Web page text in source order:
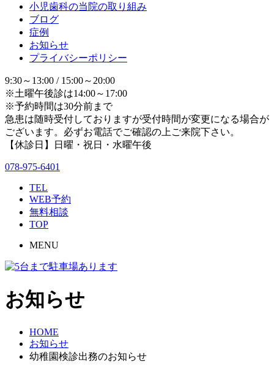
小児歯科の当院の取り組み
ブログ
症例
お知らせ
プライバシーポリシー
9:30～13:00 / 15:00～20:00
※土曜午後診は14:00～17:00
※予約時間は30分前まで
急患は随時受付しておりますが受付時間が変更になる場合が
ございます。必ずお電話でご確認の上ご来院下さい。
【休診日】日曜・祝日・水曜午後
078-975-6401
TEL
WEB予約
無料相談
TOP
MENU
お知らせ
HOME
お知らせ
幼稚園検診出務のお知らせ